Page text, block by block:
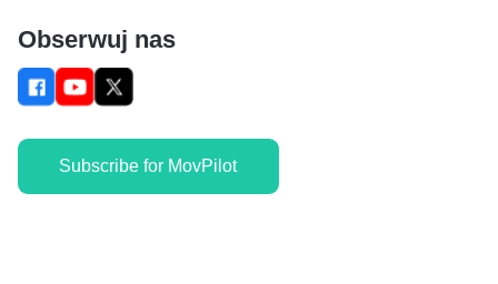
Obserwuj nas
Subscribe for MovPilot